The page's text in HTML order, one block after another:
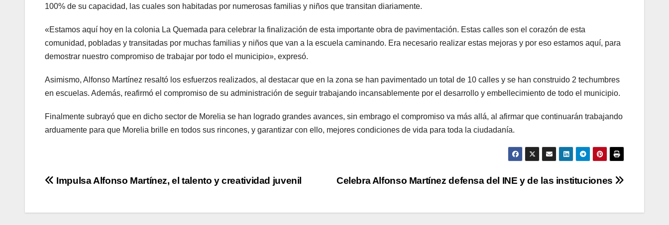
100% de su capacidad, las cuales son habitadas por numerosas familias y niños que transitan diariamente.
«Estamos aquí hoy en la colonia La Quemada para celebrar la finalización de esta importante obra de pavimentación. Estas calles son el corazón de esta
comunidad, pobladas y transitadas por muchas familias y niños que van a la escuela caminando. Era necesario realizar estas mejoras y por eso estamos aquí, para
demostrar nuestro compromiso de trabajar por todo el municipio», expresó.
Asimismo, Alfonso Martínez resaltó los esfuerzos realizados, al destacar que en la zona se han pavimentado un total de 10 calles y se han construido 2 techumbres
en escuelas. Además, reafirmó el compromiso de su administración de seguir trabajando incansablemente por el desarrollo y embellecimiento de todo el municipio.
Finalmente subrayó que en dicho sector de Morelia se han logrado grandes avances, sin embrago el compromiso va más allá, al afirmar que continuarán trabajando
arduamente para que Morelia brille en todos sus rincones, y garantizar con ello, mejores condiciones de vida para toda la ciudadanía.
Navegación
Celebra Alfonso Martínez defensa del INE y de las instituciones
Impulsa Alfonso Martínez, el talento y creatividad juvenil